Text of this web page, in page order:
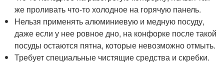
же проливать что-то холодное на горячую панель.
Нельзя применять алюминиевую и медную посуду,
даже если у нее ровное дно, на конфорке после такой
посуды остаются пятна, которые невозможно отмыть.
Требует специальные чистящие средства и скребки.